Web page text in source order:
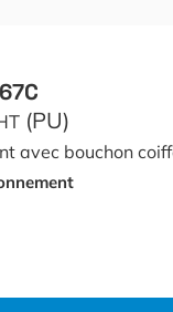
(PU)
avec bouchon